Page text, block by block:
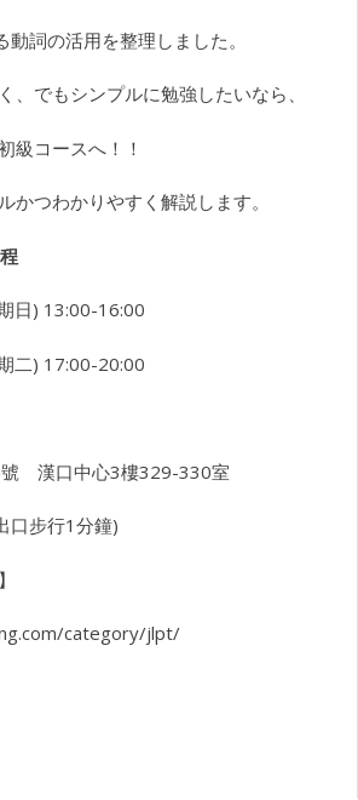
詞の活用を整理しました。
、でもシンプルに勉強したいなら、
級コースへ！！
かつわかりやすく解説します。
日) 13:00-16:00
二) 17:00-20:00
漢口中心3樓329-330室
口步行1分鐘)
category/jlpt/